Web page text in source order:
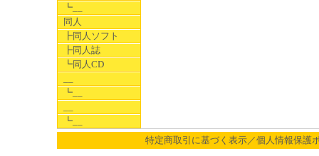
┗__
同人
┣同人ソフト
┣同人誌
┗同人CD
┗__
┗__
特定商取引に基づく表示／個人情報保護